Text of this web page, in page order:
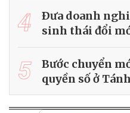
4
Ðưa doanh
sinh thái đổi
5
Bước chuyển
quyền số ở